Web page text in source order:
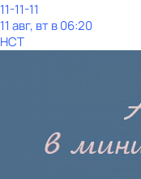
11-11-11
11 авг, вт в 06:20
НСТ